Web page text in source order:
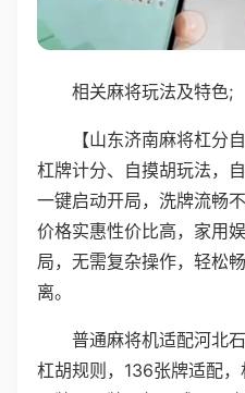
相关麻将玩法及特色;
【山东济南麻将杠分
杠牌计分、自摸胡玩法，
一键启动开局，洗牌流畅
价格实惠性价比高，家用
局，无需复杂操作，轻松
离。
普通麻将机适配河北
杠胡规则，136张牌适配，